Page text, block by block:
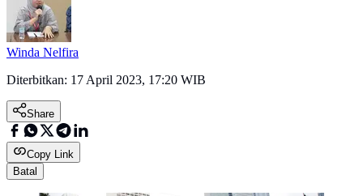
Winda Nelfira
Diterbitkan: 17 April 2023, 17:20 WIB
Share
Copy Link
Batal